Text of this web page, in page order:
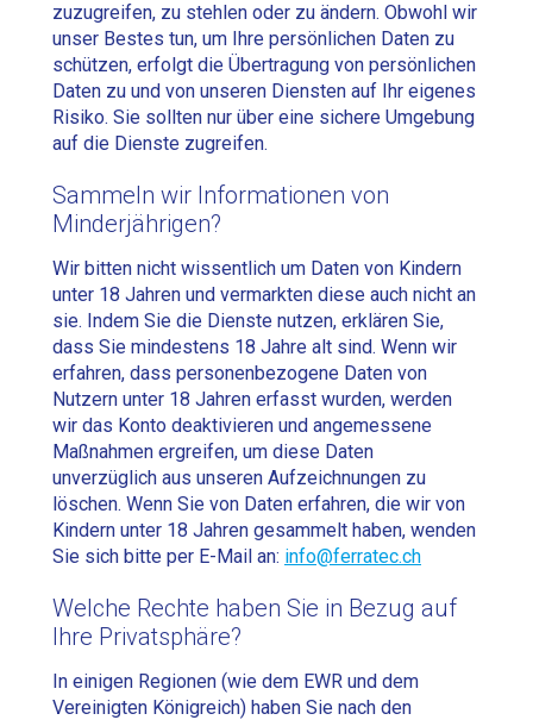
zuzugreifen, zu stehlen oder zu ändern. Obwohl wir
unser Bestes tun, um Ihre persönlichen Daten zu
schützen, erfolgt die Übertragung von persönlichen
Daten zu und von unseren Diensten auf Ihr eigenes
Risiko. Sie sollten nur über eine sichere Umgebung
auf die Dienste zugreifen.
Sammeln wir Informationen von
Minderjährigen?
Wir bitten nicht wissentlich um Daten von Kindern
unter 18 Jahren und vermarkten diese auch nicht an
sie. Indem Sie die Dienste nutzen, erklären Sie,
dass Sie mindestens 18 Jahre alt sind. Wenn wir
erfahren, dass personenbezogene Daten von
Nutzern unter 18 Jahren erfasst wurden, werden
wir das Konto deaktivieren und angemessene
Maßnahmen ergreifen, um diese Daten
unverzüglich aus unseren Aufzeichnungen zu
löschen. Wenn Sie von Daten erfahren, die wir von
Kindern unter 18 Jahren gesammelt haben, wenden
Sie sich bitte per E-Mail an: info@ferratec.ch
Welche Rechte haben Sie in Bezug auf
Ihre Privatsphäre?
In einigen Regionen (wie dem EWR und dem
Vereinigten Königreich) haben Sie nach den